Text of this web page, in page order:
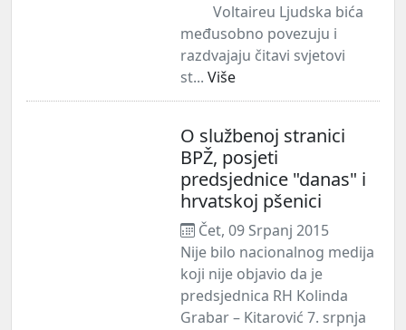
Voltaireu Ljudska bića
međusobno povezuju i
razdvajaju čitavi svjetovi
st... Više
O službenoj stranici
BPŽ, posjeti
predsjednice "danas" i
hrvatskoj pšenici
Čet, 09 Srpanj 2015
Nije bilo nacionalnog medija
koji nije objavio da je
predsjednica RH Kolinda
Grabar – Kitarović 7. srpnja